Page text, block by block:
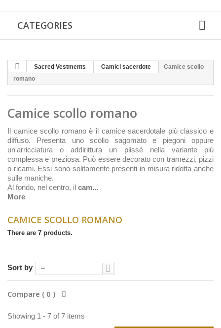
CATEGORIES
Sacred Vestments Camici sacerdote
Camice scollo
romano
Camice scollo romano
Il camice scollo romano è il camice sacerdotale più classico e
diffuso. Presenta uno scollo sagomato e piegoni oppure
un'arricciatura o addirittura un plissè nella variante più
complessa e preziosa. Può essere decorato con tramezzi, pizzi
o ricami. Essi sono solitamente presenti in misura ridotta anche
sulle maniche.
Al fondo, nel centro, il cam...
More
CAMICE SCOLLO ROMANO
There are 7 products.
Sort by --
Compare ( 0 )
Showing 1 - 7 of 7 items